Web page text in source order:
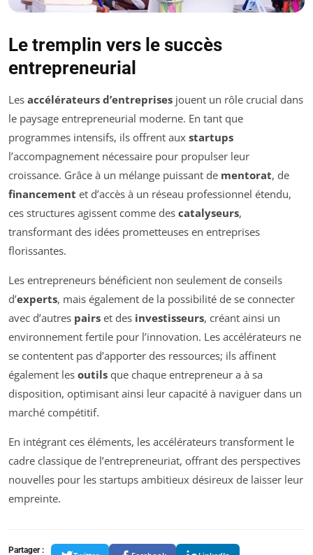
Le tremplin vers le succès
entrepreneurial
Les accélérateurs d’entreprises jouent un rôle crucial dans
le paysage entrepreneurial moderne. En tant que
programmes intensifs, ils offrent aux startups
l’accompagnement nécessaire pour propulser leur
croissance. Grâce à un mélange puissant de mentorat, de
financement et d’accès à un réseau professionnel étendu,
ces structures agissent comme des catalyseurs,
transformant des idées prometteuses en entreprises
florissantes.
Les entrepreneurs bénéficient non seulement de conseils
d’experts, mais également de la possibilité de se connecter
avec d’autres pairs et des investisseurs, créant ainsi un
environnement fertile pour l’innovation. Les accélérateurs ne
se contentent pas d’apporter des ressources; ils affinent
également les outils que chaque entrepreneur a à sa
disposition, optimisant ainsi leur capacité à naviguer dans un
marché compétitif.
En intégrant ces éléments, les accélérateurs transforment le
cadre classique de l’entrepreneuriat, offrant des perspectives
nouvelles pour les startups ambitieux désireux de laisser leur
empreinte.
Partager :